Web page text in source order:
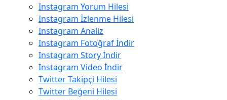
Instagram Yorum Hilesi
Instagram İzlenme Hilesi
Instagram Analiz
Instagram Fotoğraf İndir
Instagram Story İndir
Instagram Video İndir
Twitter Takipçi Hilesi
Twitter Beğeni Hilesi